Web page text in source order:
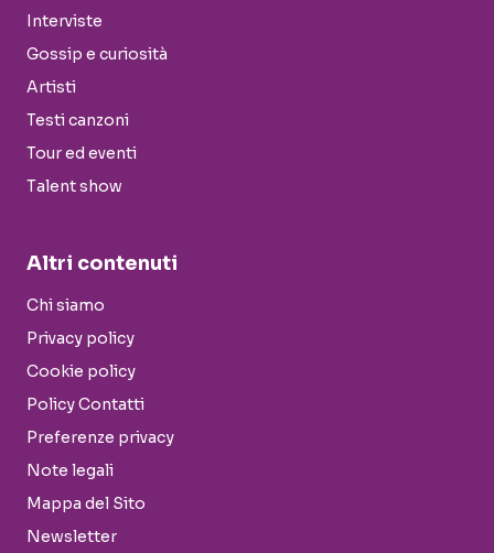
Interviste
Gossip e curiosità
Artisti
Testi canzoni
Tour ed eventi
Talent show
Altri contenuti
Chi siamo
Privacy policy
Cookie policy
Policy Contatti
Preferenze privacy
Note legali
Mappa del Sito
Newsletter